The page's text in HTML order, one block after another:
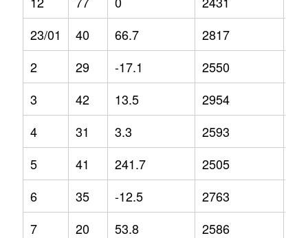
23/01
40 66.7 2817
2
29 -17.1 2550
3
42 13.5 2954
4
31 3.3 2593
5
41 241.7 2505
6
35 -12.5 2763
7
20 53.8 2586